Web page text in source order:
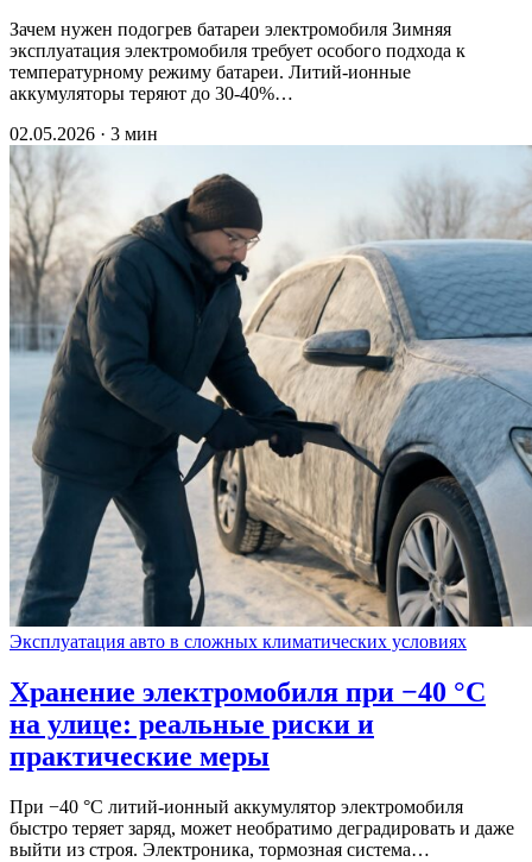
Зачем нужен подогрев батареи электромобиля Зимняя
эксплуатация электромобиля требует особого подхода к
температурному режиму батареи. Литий-ионные
аккумуляторы теряют до 30-40%…
02.05.2026 · 3 мин
Эксплуатация авто в сложных климатических условиях
Хранение электромобиля при −40 °C
на улице: реальные риски и
практические меры
При −40 °C литий-ионный аккумулятор электромобиля
быстро теряет заряд, может необратимо деградировать и даже
выйти из строя. Электроника, тормозная система…